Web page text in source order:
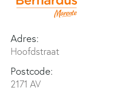
Adres:
Hoofdstraat
Postcode:
2171 AV